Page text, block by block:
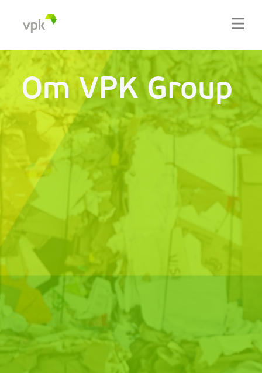
Om VPK Group